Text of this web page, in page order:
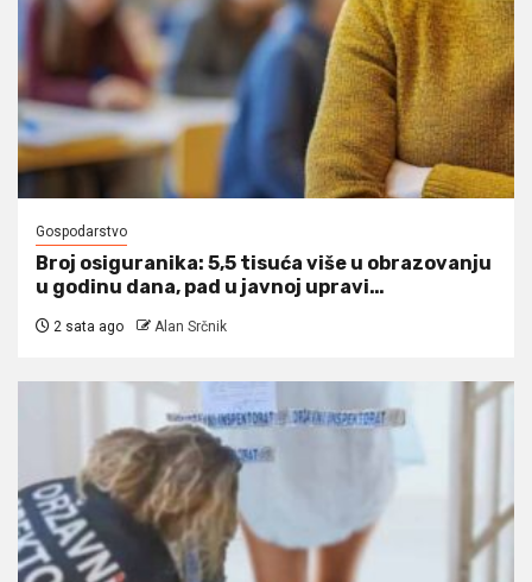
Gospodarstvo
Broj osiguranika: 5,5 tisuća više u obrazovanju
u godinu dana, pad u javnoj upravi…
2 sata ago Alan Srčnik